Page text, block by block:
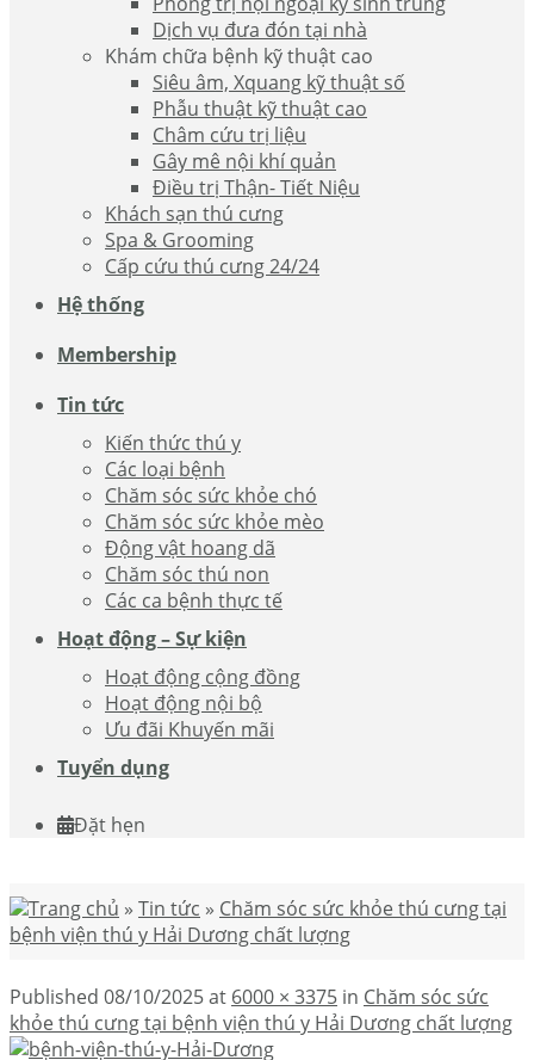
Dịch vụ đưa đón tại nhà
Khám chữa bệnh kỹ thuật cao
Siêu âm, Xquang kỹ thuật số
Phẫu thuật kỹ thuật cao
Châm cứu trị liệu
Gây mê nội khí quản
Điều trị Thận- Tiết Niệu
Khách sạn thú cưng
Spa & Grooming
Cấp cứu thú cưng 24/24
Hệ thống
Membership
Tin tức
Kiến thức thú y
Các loại bệnh
Chăm sóc sức khỏe chó
Chăm sóc sức khỏe mèo
Động vật hoang dã
Chăm sóc thú non
Các ca bệnh thực tế
Hoạt động – Sự kiện
Hoạt động cộng đồng
Hoạt động nội bộ
Ưu đãi Khuyến mãi
Tuyển dụng
Đặt hẹn
Trang chủ » Tin tức » Chăm sóc sức khỏe thú cưng tại
bệnh viện thú y Hải Dương chất lượng
Published 08/10/2025at 6000 × 3375 in Chăm sóc sức
khỏe thú cưng tại bệnh viện thú y Hải Dương chất lượng